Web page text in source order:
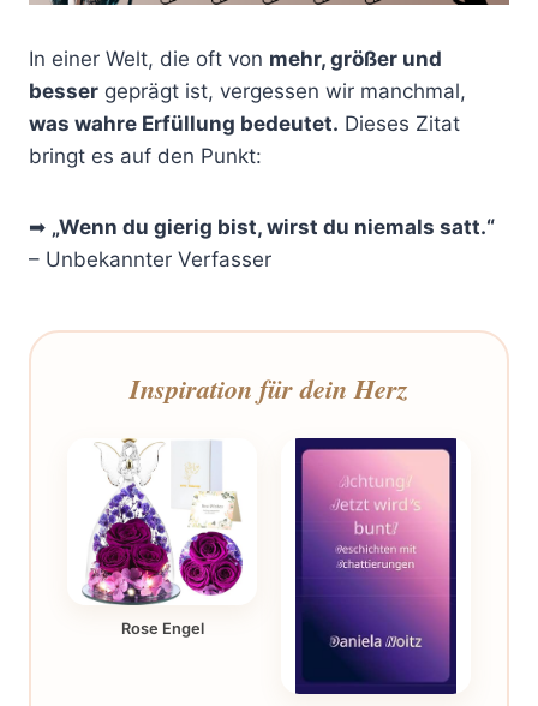
In einer Welt, die oft von mehr, größer und
besser geprägt ist, vergessen wir manchmal,
was wahre Erfüllung bedeutet. Dieses Zitat
bringt es auf den Punkt:
➡ „Wenn du gierig bist, wirst du niemals satt.“
– Unbekannter Verfasser
Inspiration für dein Herz
Rose Engel